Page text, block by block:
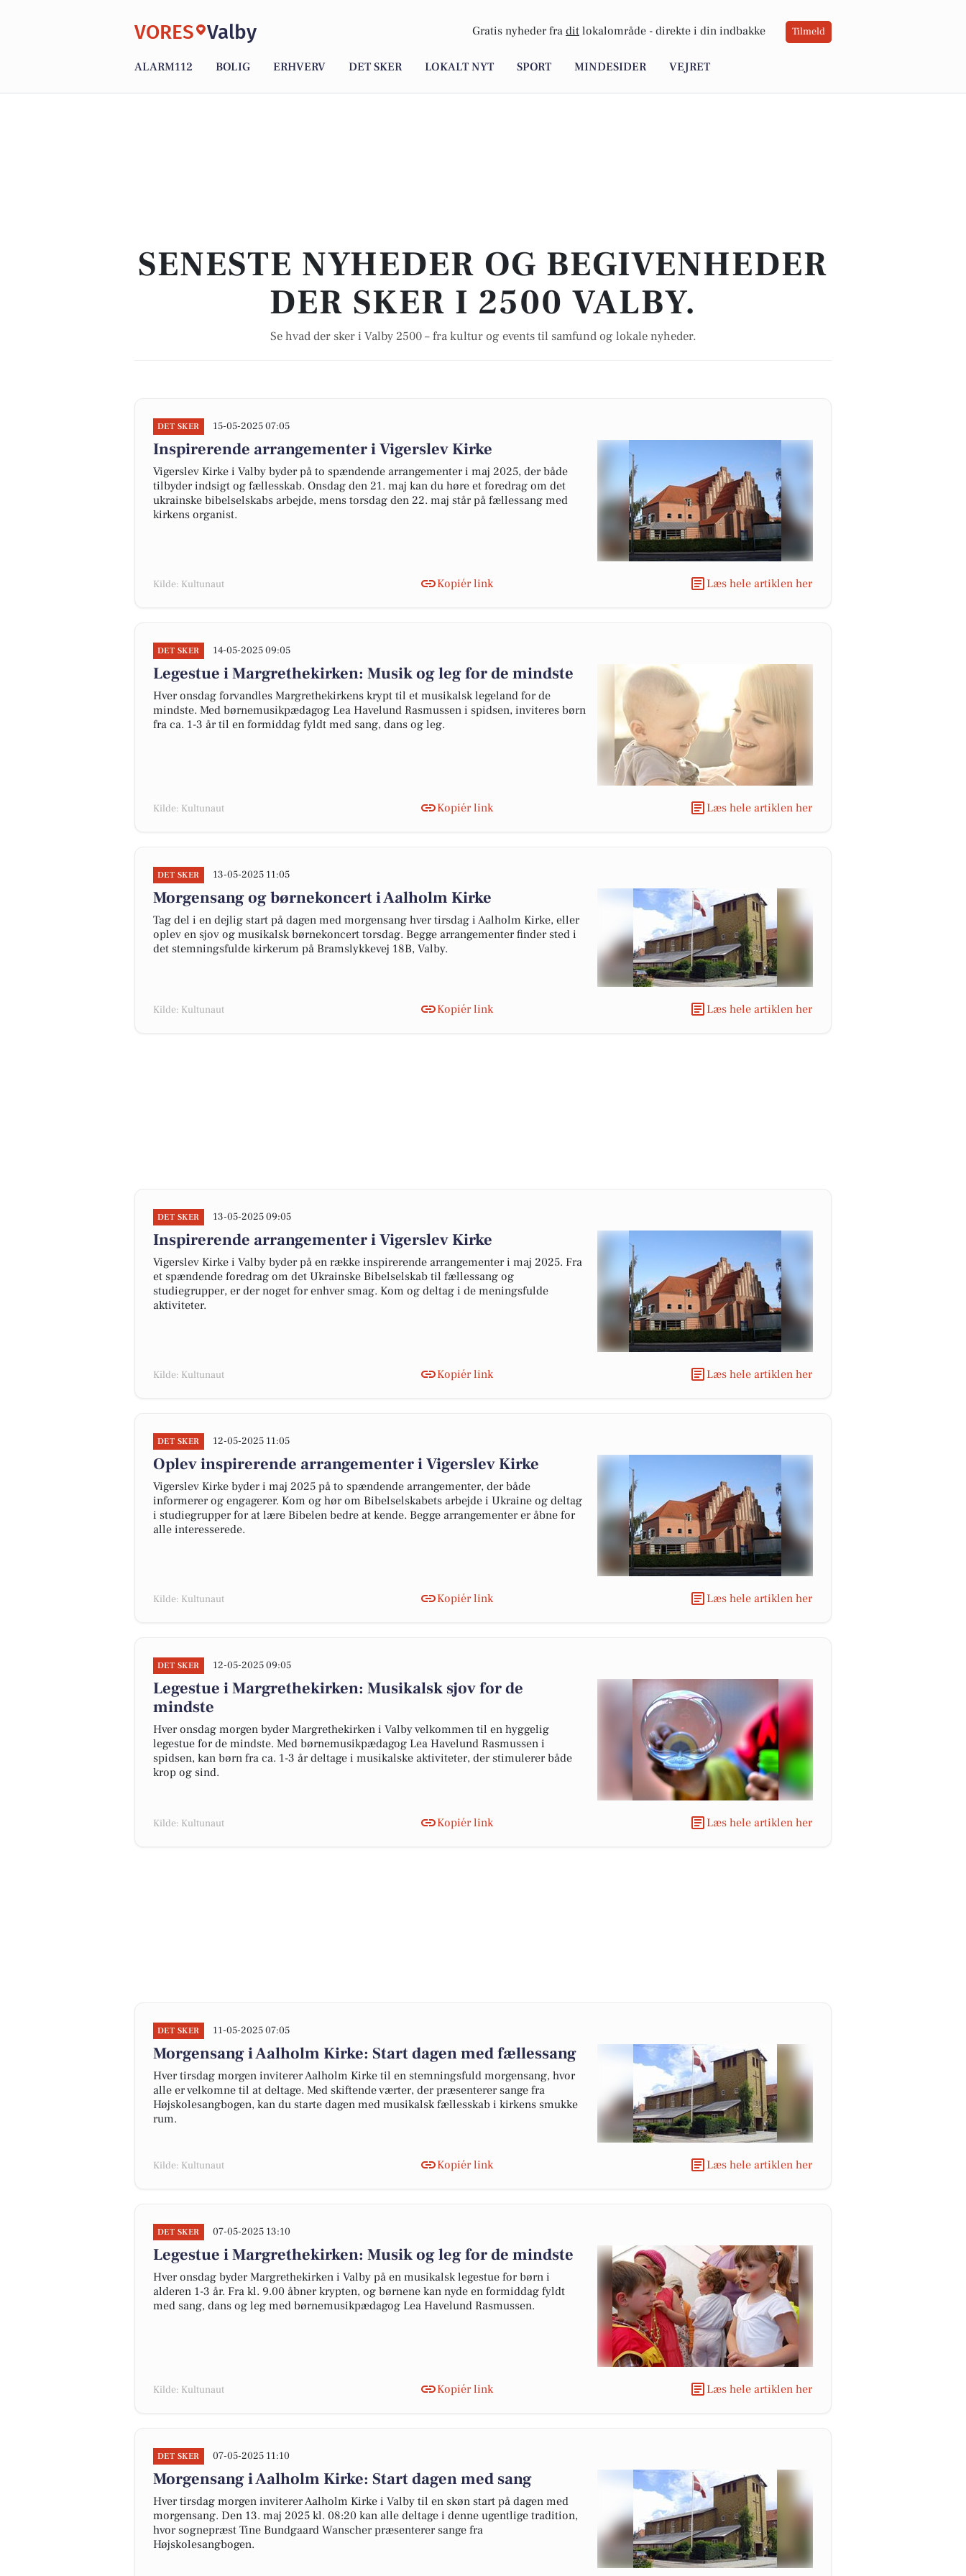
VORES Valby Gratis nyheder fra dit lokalområde - direkte i din indbakke Tilmeld
ALARM112 BOLIG ERHVERV DET SKER LOKALT NYT SPORT MINDESIDER VEJRET
SENESTE NYHEDER OG BEGIVENHEDER
DER SKER I 2500 VALBY.
Se hvad der sker i Valby 2500 – fra kultur og events til samfund og lokale nyheder.
DET SKER 15-05-2025 07:05
Inspirerende arrangementer i Vigerslev Kirke
Vigerslev Kirke i Valby byder på to spændende arrangementer i maj 2025, der både
tilbyder indsigt og fællesskab. Onsdag den 21. maj kan du høre et foredrag om det
ukrainske bibelselskabs arbejde, mens torsdag den 22. maj står på fællessang med
kirkens organist.
Kilde: Kultunaut Kopiér link Læs hele artiklen her
DET SKER 14-05-2025 09:05
Legestue i Margrethekirken: Musik og leg for de mindste
Hver onsdag forvandles Margrethekirkens krypt til et musikalsk legeland for de
mindste. Med børnemusikpædagog Lea Havelund Rasmussen i spidsen, inviteres børn
fra ca. 1-3 år til en formiddag fyldt med sang, dans og leg.
Kilde: Kultunaut Kopiér link Læs hele artiklen her
DET SKER 13-05-2025 11:05
Morgensang og børnekoncert i Aalholm Kirke
Tag del i en dejlig start på dagen med morgensang hver tirsdag i Aalholm Kirke, eller
oplev en sjov og musikalsk børnekoncert torsdag. Begge arrangementer finder sted i
det stemningsfulde kirkerum på Bramslykkevej 18B, Valby.
Kilde: Kultunaut Kopiér link Læs hele artiklen her
DET SKER 13-05-2025 09:05
Inspirerende arrangementer i Vigerslev Kirke
Vigerslev Kirke i Valby byder på en række inspirerende arrangementer i maj 2025. Fra
et spændende foredrag om det Ukrainske Bibelselskab til fællessang og
studiegrupper, er der noget for enhver smag. Kom og deltag i de meningsfulde
aktiviteter.
Kilde: Kultunaut Kopiér link Læs hele artiklen her
DET SKER 12-05-2025 11:05
Oplev inspirerende arrangementer i Vigerslev Kirke
Vigerslev Kirke byder i maj 2025 på to spændende arrangementer, der både
informerer og engagerer. Kom og hør om Bibelselskabets arbejde i Ukraine og deltag
i studiegrupper for at lære Bibelen bedre at kende. Begge arrangementer er åbne for
alle interesserede.
Kilde: Kultunaut Kopiér link Læs hele artiklen her
DET SKER 12-05-2025 09:05
Legestue i Margrethekirken: Musikalsk sjov for de
mindste
Hver onsdag morgen byder Margrethekirken i Valby velkommen til en hyggelig
legestue for de mindste. Med børnemusikpædagog Lea Havelund Rasmussen i
spidsen, kan børn fra ca. 1-3 år deltage i musikalske aktiviteter, der stimulerer både
krop og sind.
Kilde: Kultunaut Kopiér link Læs hele artiklen her
DET SKER 11-05-2025 07:05
Morgensang i Aalholm Kirke: Start dagen med fællessang
Hver tirsdag morgen inviterer Aalholm Kirke til en stemningsfuld morgensang, hvor
alle er velkomne til at deltage. Med skiftende værter, der præsenterer sange fra
Højskolesangbogen, kan du starte dagen med musikalsk fællesskab i kirkens smukke
rum.
Kilde: Kultunaut Kopiér link Læs hele artiklen her
DET SKER 07-05-2025 13:10
Legestue i Margrethekirken: Musik og leg for de mindste
Hver onsdag byder Margrethekirken i Valby på en musikalsk legestue for børn i
alderen 1-3 år. Fra kl. 9.00 åbner krypten, og børnene kan nyde en formiddag fyldt
med sang, dans og leg med børnemusikpædagog Lea Havelund Rasmussen.
Kilde: Kultunaut Kopiér link Læs hele artiklen her
DET SKER 07-05-2025 11:10
Morgensang i Aalholm Kirke: Start dagen med sang
Hver tirsdag morgen inviterer Aalholm Kirke i Valby til en skøn start på dagen med
morgensang. Den 13. maj 2025 kl. 08:20 kan alle deltage i denne ugentlige tradition,
hvor sognepræst Tine Bundgaard Wanscher præsenterer sange fra
Højskolesangbogen.